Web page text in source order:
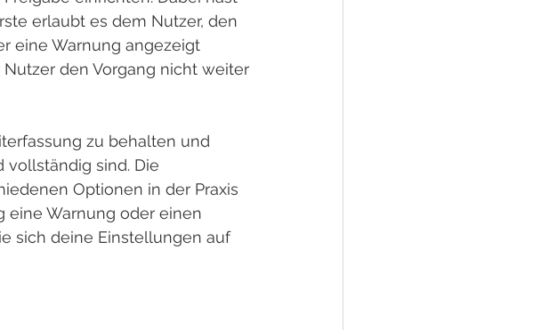
erlaubt es dem Nutzer, den
eine Warnung angezeigt
den Vorgang nicht weiter
zu behalten und
vollständig sind. Die
Optionen in der Praxis
eine Warnung oder einen
sich deine Einstellungen auf